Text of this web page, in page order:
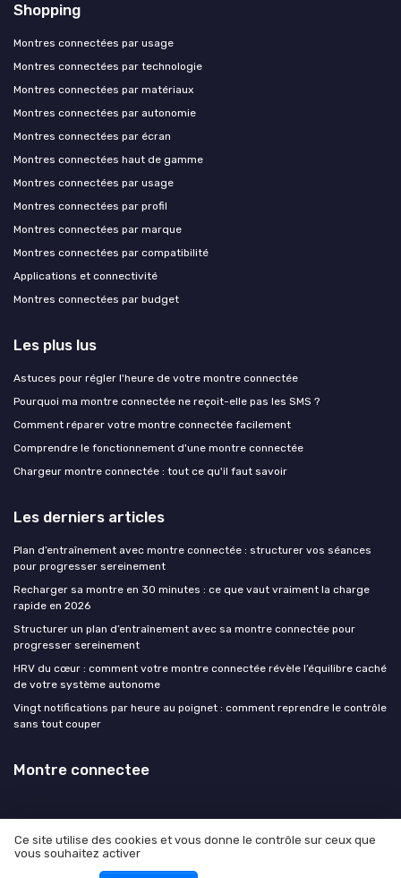
Shopping
Montres connectées par usage
Montres connectées par technologie
Montres connectées par matériaux
Montres connectées par autonomie
Montres connectées par écran
Montres connectées haut de gamme
Montres connectées par usage
Montres connectées par profil
Montres connectées par marque
Montres connectées par compatibilité
Applications et connectivité
Montres connectées par budget
Les plus lus
Astuces pour régler l'heure de votre montre connectée
Pourquoi ma montre connectée ne reçoit-elle pas les SMS ?
Comment réparer votre montre connectée facilement
Comprendre le fonctionnement d'une montre connectée
Chargeur montre connectée : tout ce qu'il faut savoir
Les derniers articles
Plan d’entraînement avec montre connectée : structurer vos séances
pour progresser sereinement
Recharger sa montre en 30 minutes : ce que vaut vraiment la charge
rapide en 2026
Structurer un plan d’entraînement avec sa montre connectée pour
progresser sereinement
HRV du cœur : comment votre montre connectée révèle l’équilibre caché
de votre système autonome
Vingt notifications par heure au poignet : comment reprendre le contrôle
sans tout couper
Montre connectee
Mentions légales
Ce site utilise des cookies et vous donne le contrôle sur ceux que
vous souhaitez activer